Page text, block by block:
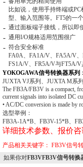
比如说，使用手持终端或
型、输入范围等。FT5的一
- 通过面板端子接线，所以即
- 通用I/O规格适用范围很广
- 符合安全标准
FA0A、FA1A/V、FA5A/V
FS1A/V、FR5A/V与FT5A/
YOKOGAWA信号转换器系列
JUXTA VJ系列、JUXTA M系
The FB3A/FB3V is a compact,
current signals into isolated DC
• AC/DC conversion is made by
选型举例：
FB3A-1A*B、FB3V-15*B、
详细技术参数、报价咨
产品相关关键字： FB3V信号
如果你对FB3VFB3V信号转换